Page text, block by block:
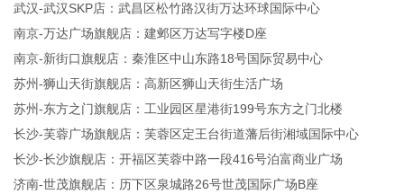
武汉-武汉SKP店：武昌区松竹路汉街万达环球国际中心
南京-万达广场旗舰店：建邺区万达写字楼D座
南京-新街口旗舰店：秦淮区中山东路18号国际贸易中心
苏州-狮山天街旗舰店：高新区狮山天街生活广场
苏州-东方之门旗舰店：工业园区星港街199号东方之门北楼
长沙-芙蓉广场旗舰店：芙蓉区定王台街道藩后街湘域国际中心
长沙-长沙旗舰店：开福区芙蓉中路一段416号泊富商业广场
济南-世茂旗舰店：历下区泉城路26号世茂国际广场B座